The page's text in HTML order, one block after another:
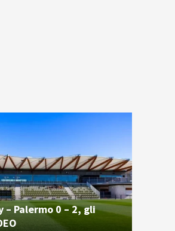
– Palermo 0 – 2, gli